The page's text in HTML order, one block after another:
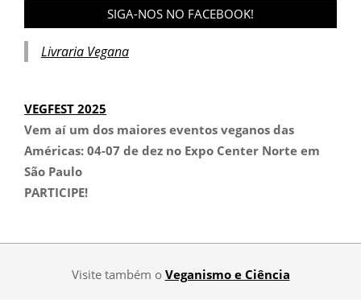
SIGA-NOS NO FACEBOOK!
Livraria Vegana
VEGFEST 2025
Vem aí um dos maiores eventos veganos das
Américas: 04-07 de dez no Expo Center Norte em
São Paulo
PARTICIPE!
Visite também o Veganismo e Ciência